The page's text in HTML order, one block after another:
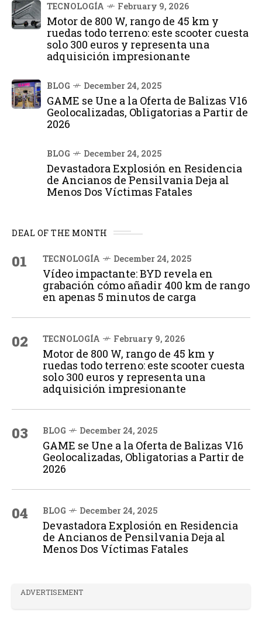
TECNOLOGÍA February 9, 2026
Motor de 800 W, rango de 45 km y
ruedas todo terreno: este scooter cuesta
solo 300 euros y representa una
adquisición impresionante
BLOG December 24, 2025
GAME se Une a la Oferta de Balizas V16
Geolocalizadas, Obligatorias a Partir de
2026
BLOG December 24, 2025
Devastadora Explosión en Residencia
de Ancianos de Pensilvania Deja al
Menos Dos Víctimas Fatales
DEAL OF THE MONTH
01 TECNOLOGÍA December 24, 2025
Vídeo impactante: BYD revela en
grabación cómo añadir 400 km de rango
en apenas 5 minutos de carga
02 TECNOLOGÍA February 9, 2026
Motor de 800 W, rango de 45 km y
ruedas todo terreno: este scooter cuesta
solo 300 euros y representa una
adquisición impresionante
03 BLOG December 24, 2025
GAME se Une a la Oferta de Balizas V16
Geolocalizadas, Obligatorias a Partir de
2026
04 BLOG December 24, 2025
Devastadora Explosión en Residencia
de Ancianos de Pensilvania Deja al
Menos Dos Víctimas Fatales
ADVERTISEMENT